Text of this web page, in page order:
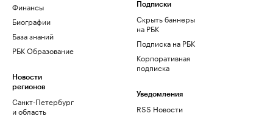
Финансы
Биографии
База знаний
РБК Образование
Новости
регионов
Санкт-Петербург
и область
Подписки
Скрыть баннеры
на РБК
Подписка на РБК
Корпоративная
подписка
Уведомления
RSS Новости